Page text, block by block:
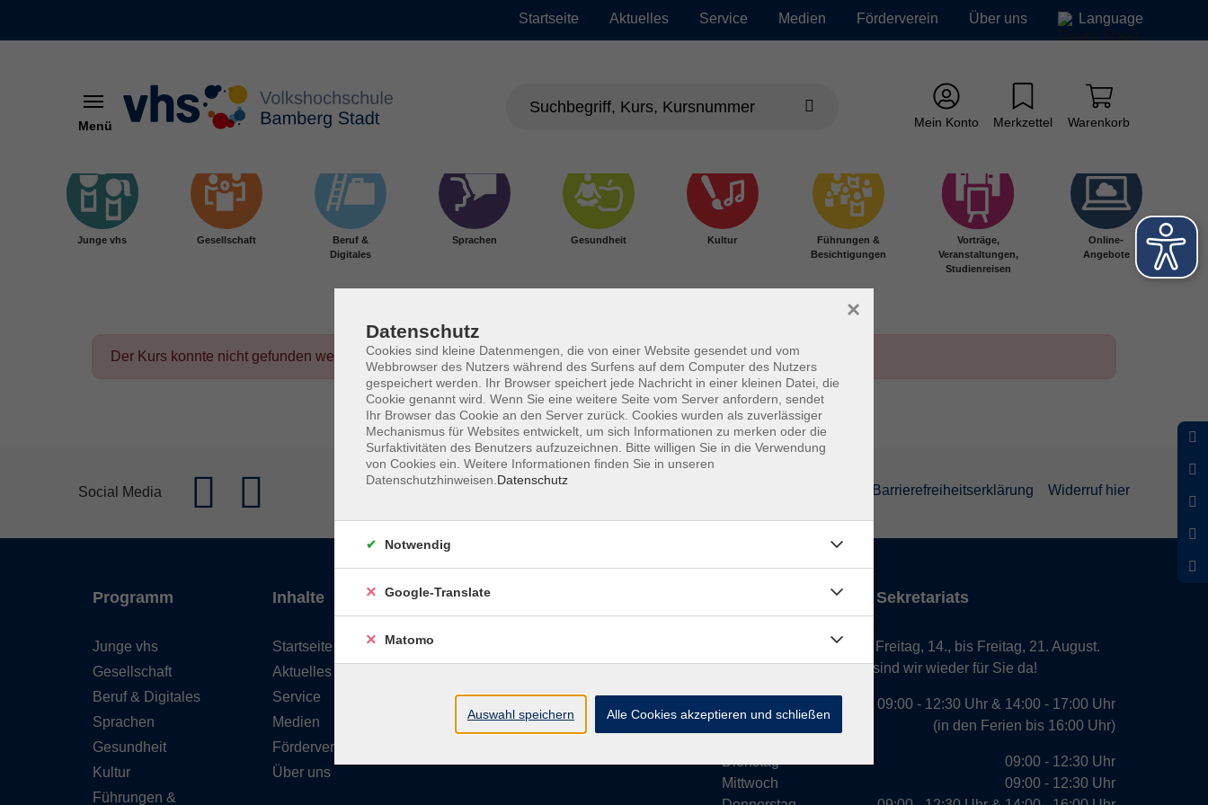
Startseite Aktuelles Service Medien Förderverein Über uns Language
Menü Mein Konto Merkzettel Warenkorb
Junge vhs Gesellschaft
Beruf &
Digitales
Sprachen Gesundheit Kultur
Führungen &
Besichtigungen
Vorträge,
Veranstaltungen,
Studienreisen
Online-
Angebote
Der Kurs konnte nicht gefunden werden.
Social Media Barrierefreiheitserklärung Widerruf hier
Programm
Junge vhs
Gesellschaft
Beruf & Digitales
Sprachen
Gesundheit
Kultur
Führungen &
Inhalte
Startseite
Aktuelles
Service
Medien
Förderverein
Über uns
vhs Bamberg Stadt
96052 Bamberg
Öffnungszeiten des Sekretariats
Wir machen Urlaub von Freitag, 14., bis Freitag, 21. August.
Ab Montag, 24. August, sind wir wieder für Sie da!
Dienstag
Mittwoch
09:00 - 12:30 Uhr & 14:00 - 17:00 Uhr
(in den Ferien bis 16:00 Uhr)
09:00 - 12:30 Uhr
09:00 - 12:30 Uhr
Datenschutz
Cookies sind kleine Datenmengen, die von einer Website gesendet und vom
Webbrowser des Nutzers während des Surfens auf dem Computer des Nutzers
gespeichert werden. Ihr Browser speichert jede Nachricht in einer kleinen Datei, die
Cookie genannt wird. Wenn Sie eine weitere Seite vom Server anfordern, sendet
Ihr Browser das Cookie an den Server zurück. Cookies wurden als zuverlässiger
Mechanismus für Websites entwickelt, um sich Informationen zu merken oder die
Surfaktivitäten des Benutzers aufzuzeichnen. Bitte willigen Sie in die Verwendung
von Cookies ein. Weitere Informationen finden Sie in unseren
Datenschutzhinweisen. Datenschutz
×
Notwendig
Google-Translate
Matomo
Auswahl speichern Alle Cookies akzeptieren und schließen